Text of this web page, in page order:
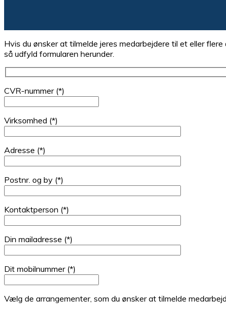
Hvis du ønsker at tilmelde jeres medarbejdere til et eller
så udfyld formularen herunder.
CVR-nummer (*)
Virksomhed (*)
Adresse (*)
Postnr. og by (*)
Kontaktperson (*)
Din mailadresse (*)
Dit mobilnummer (*)
Vælg de arrangementer, som du ønsker at tilmelde